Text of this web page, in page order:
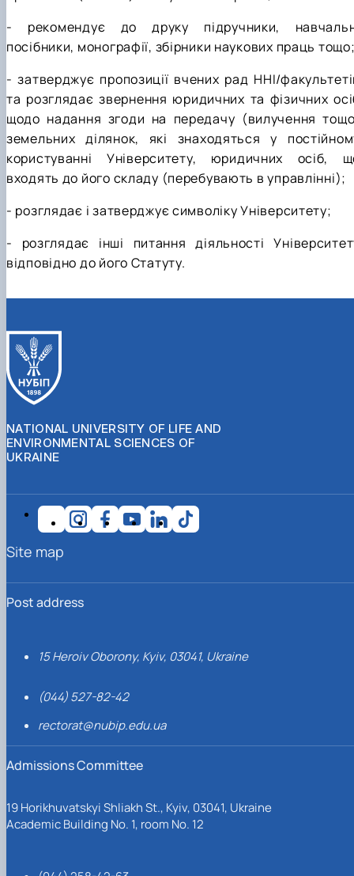
- рекомендує до друку підручники,
посібники, монографії, збірники наукових праць
- затверджує пропозиції вчених рад ННІ/
та розглядає звернення юридичних та фізичних
щодо надання згоди на передачу (вилучення
земельних ділянок, які знаходяться у
користуванні Університету, юридичних осіб,
входять до його складу (перебувають в управлінні);
- розглядає і затверджує символіку Університету;
- розглядає інші питання діяльності
відповідно до його Статуту.
NATIONAL UNIVERSITY OF LIFE AND
ENVIRONMENTAL SCIENCES OF
UKRAINE
Post address
15 Heroiv Oborony, Kyiv, 03041, Ukraine
(044) 527-82-42
rectorat@nubip.edu.ua
Admissions Committee
19 Horikhuvatskyi Shliakh St., Kyiv, 03041, Ukraine
Academic Building No. 1, room No. 12
Site map